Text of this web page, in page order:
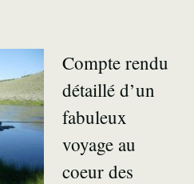
Compte rendu
détaillé d’un
fabuleux
voyage au
coeur des